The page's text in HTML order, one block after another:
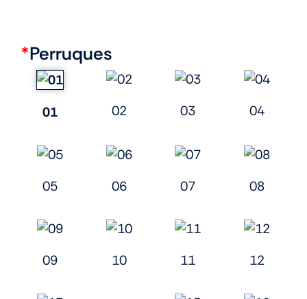
*Perruques
01 02 03 04
05 06 07 08
09 10 11 12